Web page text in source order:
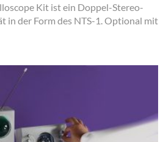
Kit ist ein Doppel-Stereo-
in der Form des NTS-1. Optional mit